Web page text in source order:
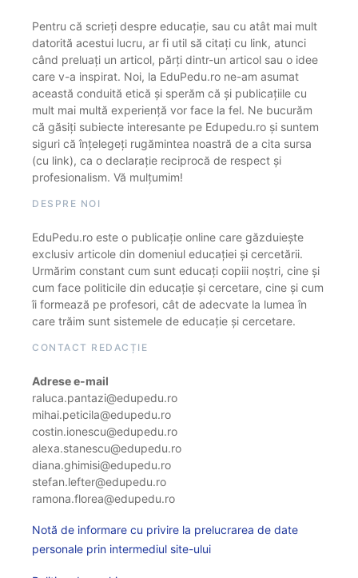
Pentru că scrieți despre educație, sau cu atât mai mult
datorită acestui lucru, ar fi util să citați cu link, atunci
când preluați un articol, părți dintr-un articol sau o idee
care v-a inspirat. Noi, la EduPedu.ro ne-am asumat
această conduită etică și sperăm că și publicațiile cu
mult mai multă experiență vor face la fel. Ne bucurăm
că găsiți subiecte interesante pe Edupedu.ro și suntem
siguri că înțelegeți rugămintea noastră de a cita sursa
(cu link), ca o declarație reciprocă de respect și
profesionalism. Vă mulțumim!
DESPRE NOI
EduPedu.ro este o publicație online care găzduiește
exclusiv articole din domeniul educației și cercetării.
Urmărim constant cum sunt educați copiii noștri, cine și
cum face politicile din educație și cercetare, cine și cum
îi formează pe profesori, cât de adecvate la lumea în
care trăim sunt sistemele de educație și cercetare.
CONTACT REDACȚIE
Adrese e-mail
raluca.pantazi@edupedu.ro
mihai.peticila@edupedu.ro
costin.ionescu@edupedu.ro
alexa.stanescu@edupedu.ro
diana.ghimisi@edupedu.ro
stefan.lefter@edupedu.ro
ramona.florea@edupedu.ro
Notă de informare cu privire la prelucrarea de date
personale prin intermediul site-ului